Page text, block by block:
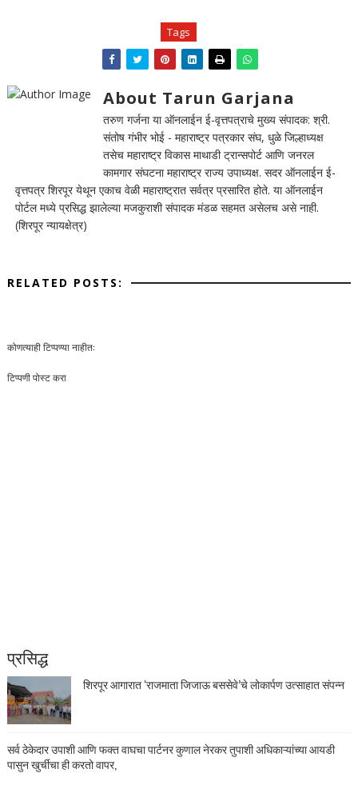
Tags
About Tarun Garjana
तरुण गर्जना या ऑनलाईन ई-वृत्तपत्राचे मुख्य संपादक: श्री.
संतोष गंभीर भोई - महाराष्ट्र पत्रकार संघ, धुळे जिल्हाध्यक्ष
तसेच महाराष्ट्र विकास माथाडी ट्रान्सपोर्ट आणि जनरल
कामगार संघटना महाराष्ट्र राज्य उपाध्यक्ष. सदर ऑनलाईन ई-
वृत्तपत्र शिरपूर येथून एकाच वेळी महाराष्ट्रात सर्वत्र प्रसारित होते. या ऑनलाईन
पोर्टल मध्ये प्रसिद्ध झालेल्या मजकुराशी संपादक मंडळ सहमत असेलच असे नाही.
(शिरपूर न्यायक्षेत्र)
RELATED POSTS:
कोणत्याही टिप्पण्‍या नाहीत:
टिप्पणी पोस्ट करा
प्रसिद्ध
शिरपूर आगारात ‘राजमाता जिजाऊ बससेवे’चे लोकार्पण उत्साहात संपन्न
सर्व ठेकेदार उपाशी आणि फक्त वाघचा पार्टनर कुणाल नेरकर तुपाशी अधिकाऱ्यांच्या आयडी
पासुन खुर्चीचा ही करतो वापर,